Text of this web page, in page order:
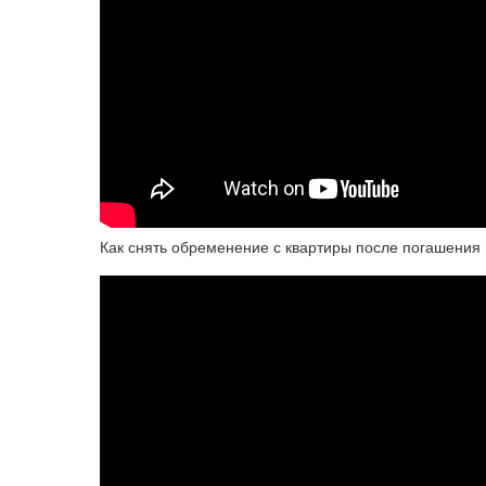
Как снять обременение с квартиры после погашения